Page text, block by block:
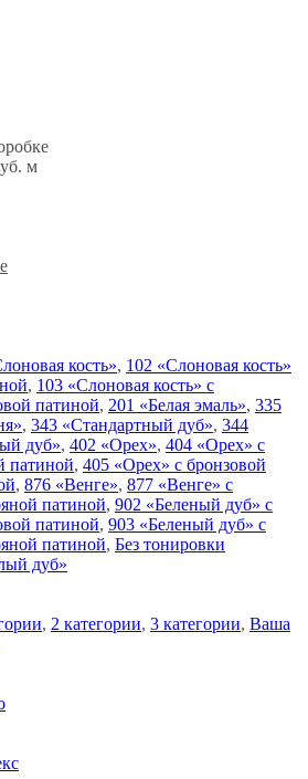
м
кость», 102 «Слоновая кость»
, 103 «Слоновая кость» с
патиной, 201 «Белая эмаль», 335
, 343 «Стандартный дуб», 344
дуб», 402 «Орех», 404 «Орех» с
патиной, 405 «Орех» с бронзовой
, 876 «Венге», 877 «Венге» с
патиной, 902 «Беленый дуб» с
патиной, 903 «Беленый дуб» с
патиной, Без тонировки
дуб»
, 2 категории, 3 категории, Ваша